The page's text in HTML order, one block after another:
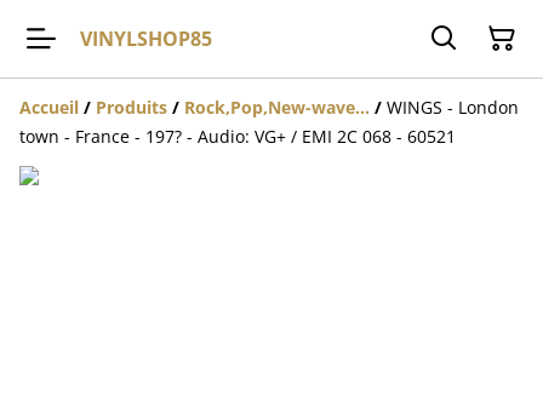
VINYLSHOP85
Accueil / Produits / Rock,Pop,New-wave... / WINGS - London
town - France - 197? - Audio: VG+ / EMI 2C 068 - 60521